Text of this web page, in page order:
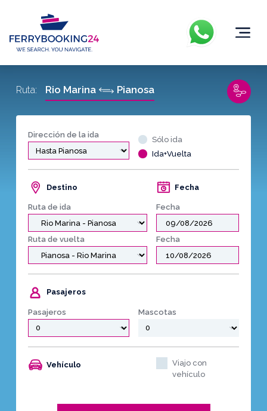
Dirección de la ida
Sólo ida
Ida+Vuelta
Destino
Ruta de ida
Fecha
Fecha
Ruta de vuelta Fecha
Pasajeros
Pasajeros Mascotas
Vehículo
Viajo con
vehículo
Ruta: Rio Marina Pianosa